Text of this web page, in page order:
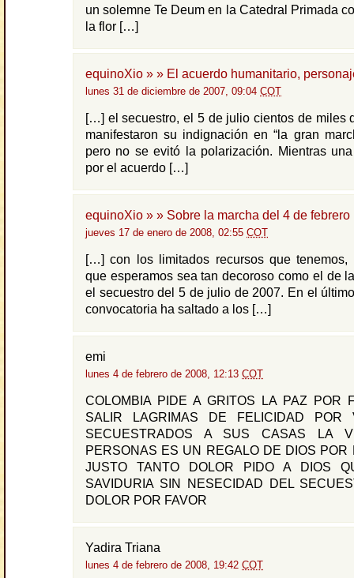
un solemne Te Deum en la Catedral Primada
la flor […]
equinoXio » » El acuerdo humanitario,
lunes 31 de diciembre de 2007, 09:04 COT
[…] el secuestro, el 5 de julio cientos de miles
manifestaron su indignación en “la gran
pero no se evitó la polarización. Mientras
por el acuerdo […]
equinoXio » » Sobre la marcha del 4 de febrero
jueves 17 de enero de 2008, 02:55 COT
[…] con los limitados recursos que tenemos,
que esperamos sea tan decoroso como el de
el secuestro del 5 de julio de 2007. En el
convocatoria ha saltado a los […]
emi
lunes 4 de febrero de 2008, 12:13 COT
COLOMBIA PIDE A GRITOS LA PAZ POR
SALIR LAGRIMAS DE FELICIDAD POR
SECUESTRADOS A SUS CASAS LA
PERSONAS ES UN REGALO DE DIOS POR
JUSTO TANTO DOLOR PIDO A DIOS
SAVIDURIA SIN NESECIDAD DEL
DOLOR POR FAVOR
Yadira Triana
lunes 4 de febrero de 2008, 19:42 COT